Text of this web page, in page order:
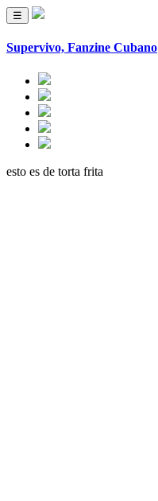
☰
Supervivo, Fanzine Cubano
esto es de torta frita